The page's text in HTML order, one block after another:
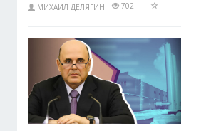
МИХАИЛ ДЕЛЯГИН 702